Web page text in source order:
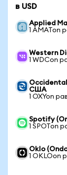
в USD
Applied
1 AMATon
Western
1 WDCon
США
1 OXYon
Spotify
1 SPOTon
Oklo
1 OKLOon